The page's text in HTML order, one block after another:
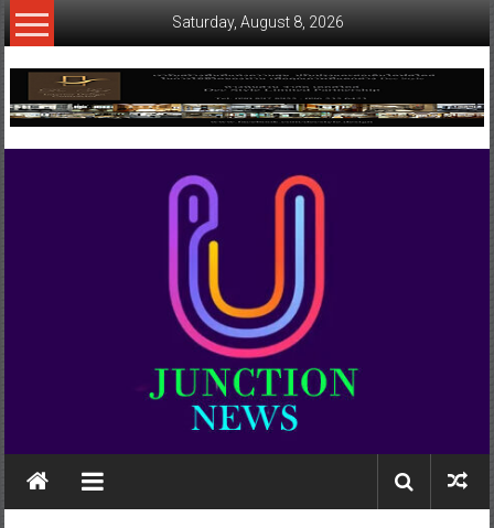
Skip
to
Saturday, August 8, 2026
www.ujunctionnews.com
เว็บ
ข่าว